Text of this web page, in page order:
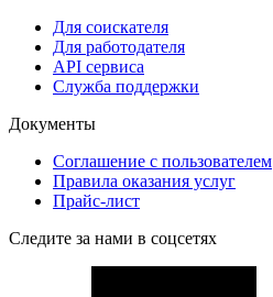
Для соискателя
Для работодателя
API сервиса
Служба поддержки
Документы
Соглашение с пользователем
Правила оказания услуг
Прайс-лист
Следите за нами в соцсетях